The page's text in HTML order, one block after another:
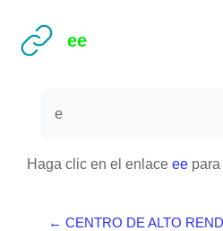
ee
e
Haga clic en el enlace ee
← CENTRO DE ALTO